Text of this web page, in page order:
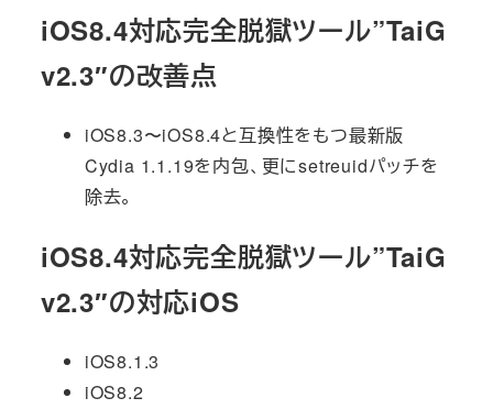
iOS8.4対応完全脱獄ツール”TaiG
v2.3″の改善点
iOS8.3〜iOS8.4と互換性をもつ最新版
Cydia 1.1.19を内包、更にsetreuidパッチを
除去。
iOS8.4対応完全脱獄ツール”TaiG
v2.3″の対応iOS
iOS8.1.3
iOS8.2